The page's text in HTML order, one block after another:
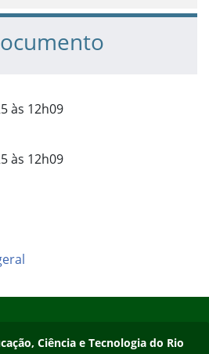
às 12h09
às 12h09
Ciência e Tecnologia do Rio